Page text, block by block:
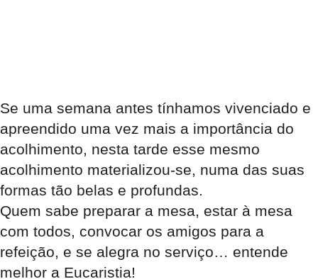
Se uma semana antes tínhamos vivenciado e
apreendido uma vez mais a importância do
acolhimento, nesta tarde esse mesmo
acolhimento materializou-se, numa das suas
formas tão belas e profundas.
Quem sabe preparar a mesa, estar à mesa
com todos, convocar os amigos para a
refeição, e se alegra no serviço… entende
melhor a Eucaristia!